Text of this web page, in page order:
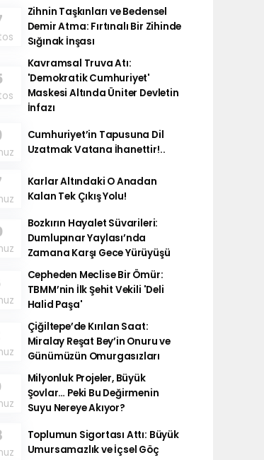
Zihnin Taşkınları ve Bedensel
Demir Atma: Fırtınalı Bir Zihinde
Sığınak İnşası
Kavramsal Truva Atı:
'Demokratik Cumhuriyet'
Maskesi Altında Üniter Devletin
İnfazı
Cumhuriyet’in Tapusuna Dil
Uzatmak Vatana İhanettir!..
Karlar Altındaki O Anadan
Kalan Tek Çıkış Yolu!
Bozkırın Hayalet Süvarileri:
Dumlupınar Yaylası’nda
Zamana Karşı Gece Yürüyüşü
Cepheden Meclise Bir Ömür:
TBMM’nin İlk Şehit Vekili 'Deli
Halid Paşa'
Çiğiltepe’de Kırılan Saat:
Miralay Reşat Bey’in Onuru ve
Günümüzün Omurgasızları
Milyonluk Projeler, Büyük
Şovlar… Peki Bu Değirmenin
Suyu Nereye Akıyor?
Toplumun Sigortası Attı: Büyük
Umursamazlık ve İçsel Göç